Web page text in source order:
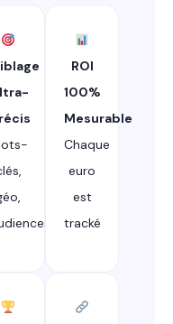
ROI
100%
Mesurable
Chaque
euro
est
tracké